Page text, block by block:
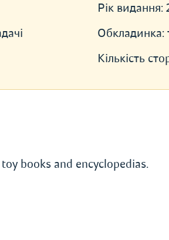
Рік видання:
Обкладинка:
Кількість
books and encyclopedias.